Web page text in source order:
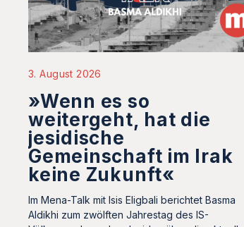
3. August 2026
»Wenn es so
weitergeht, hat die
jesidische
Gemeinschaft im Irak
keine Zukunft«
Im Mena-Talk mit Isis Eligbali berichtet Basma
Aldikhi zum zwölften Jahrestag des IS-